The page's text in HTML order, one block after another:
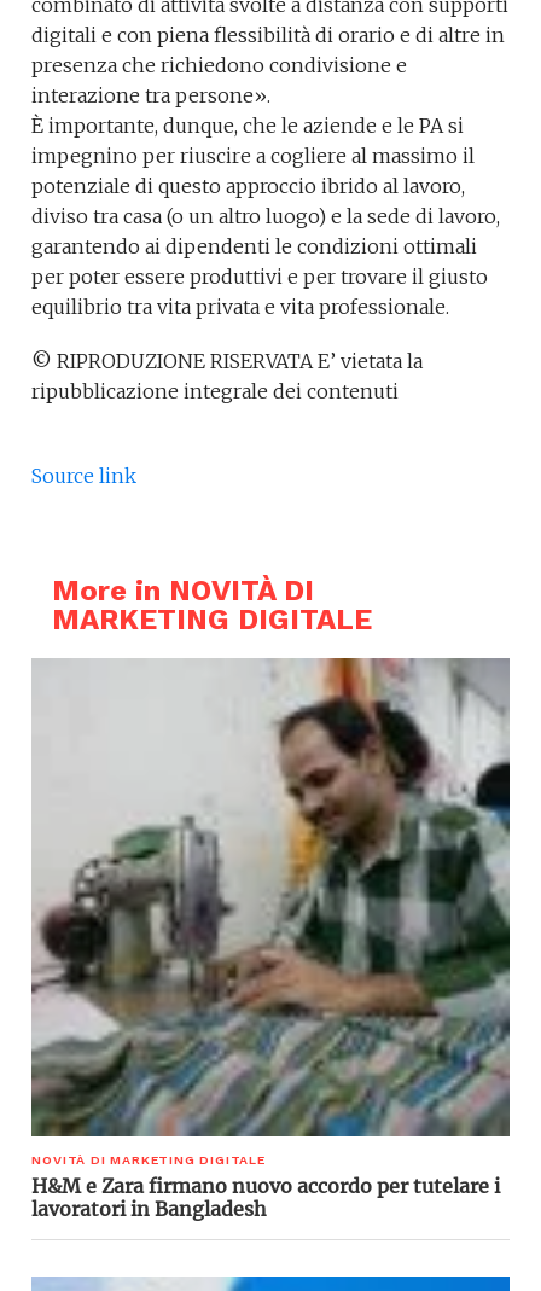
combinato di attività svolte a distanza con supporti
digitali e con piena flessibilità di orario e di altre in
presenza che richiedono condivisione e
interazione tra persone».
È importante, dunque, che le aziende e le PA si
impegnino per riuscire a cogliere al massimo il
potenziale di questo approccio ibrido al lavoro,
diviso tra casa (o un altro luogo) e la sede di lavoro,
garantendo ai dipendenti le condizioni ottimali
per poter essere produttivi e per trovare il giusto
equilibrio tra vita privata e vita professionale.
© RIPRODUZIONE RISERVATA E’ vietata la
ripubblicazione integrale dei contenuti
Source link
More in NOVITÀ DI
MARKETING DIGITALE
NOVITÀ DI MARKETING DIGITALE
H&M e Zara firmano nuovo accordo per tutelare i
lavoratori in Bangladesh